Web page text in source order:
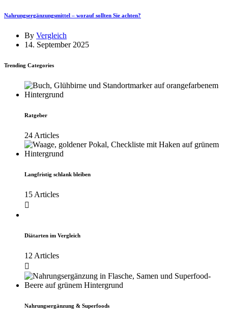
Nahrungsergänzungsmittel – worauf sollten Sie achten?
By Vergleich
14. September 2025
Trending Categories
Ratgeber
24 Articles
Langfristig schlank bleiben
15 Articles
Diätarten im Vergleich
12 Articles
Nahrungsergänzung & Superfoods